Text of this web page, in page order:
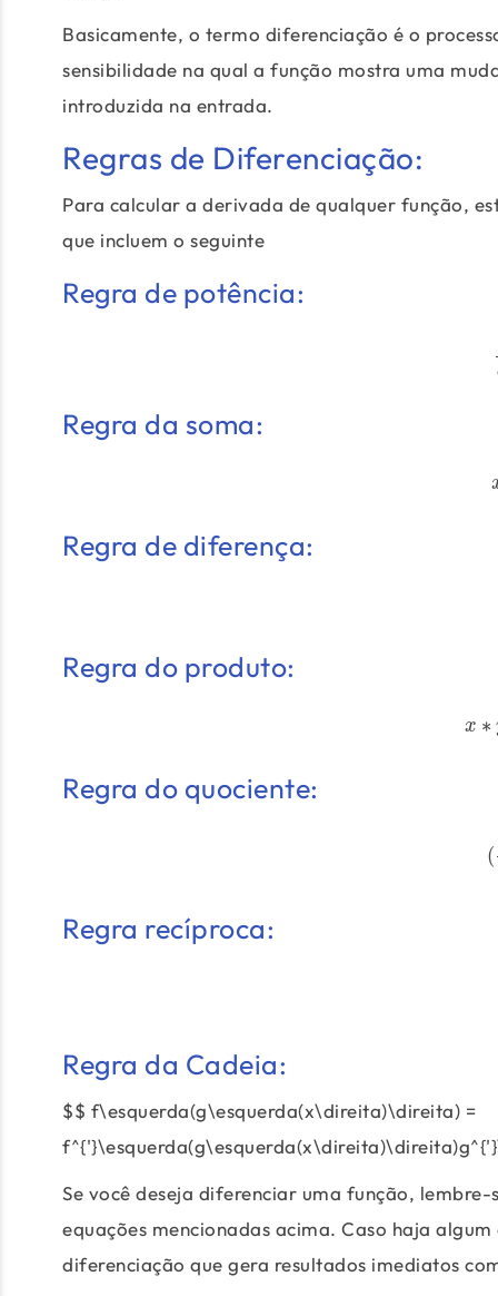
Basicamente, o termo diferenciação é o
sensibilidade na qual a função mostra uma
introduzida na entrada.
Regras de Diferenciação:
Para calcular a derivada de qualquer função,
que incluem o seguinte
Regra de potência:
Regra da soma:
Regra de diferença:
Regra do produto:
x ∗
Regra do quociente:
(
Regra recíproca:
Regra da Cadeia:
$$ f\esquerda(g\esquerda(x\direita)\direita) =
Se você deseja diferenciar uma função,
equações mencionadas acima. Caso haja
diferenciação que gera resultados imediatos